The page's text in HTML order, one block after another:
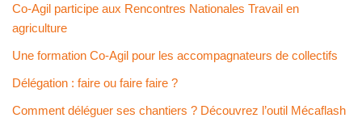
Co-Agil participe aux Rencontres Nationales Travail en
agriculture
Une formation Co-Agil pour les accompagnateurs de collectifs
Délégation : faire ou faire faire ?
Comment déléguer ses chantiers ? Découvrez l’outil Mécaflash